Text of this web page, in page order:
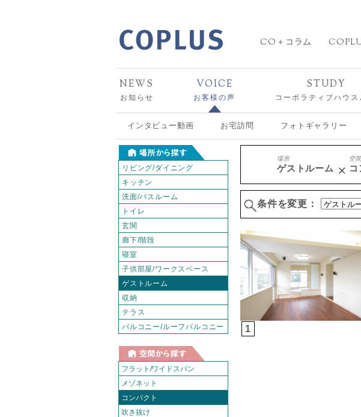
CO＋コラム
NEWS
お知らせ
VOICE
お客様の声
インタビュー動画 お宅訪問 フォトギャラリー
STUDY
コーポラティブハウス
リビング/ダイニング
キッチン
洗面/バスルーム
トイレ
玄関
廊下/階段
寝室
子供部屋/ワークスペース
ゲストルーム
収納
テラス
バルコニー/ルーフバルコニー
フラット/ワイドスパン
メゾネット
コンパクト
吹き抜け
場所
ゲストルーム
空
コ
条件を変更：
1